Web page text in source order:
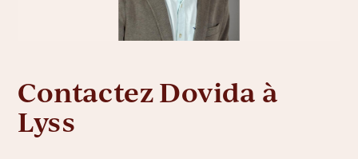
Contactez Dovida à
Lyss